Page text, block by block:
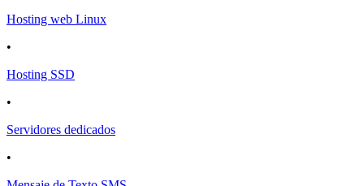
Hosting web Linux
•
Hosting SSD
•
Servidores dedicados
•